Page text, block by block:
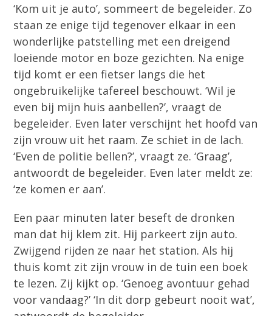
‘Kom uit je auto’, sommeert de begeleider. Zo
staan ze enige tijd tegenover elkaar in een
wonderlijke patstelling met een dreigend
loeiende motor en boze gezichten. Na enige
tijd komt er een fietser langs die het
ongebruikelijke tafereel beschouwt. ‘Wil je
even bij mijn huis aanbellen?’, vraagt de
begeleider. Even later verschijnt het hoofd van
zijn vrouw uit het raam. Ze schiet in de lach.
‘Even de politie bellen?’, vraagt ze. ‘Graag’,
antwoordt de begeleider. Even later meldt ze:
‘ze komen er aan’.
Een paar minuten later beseft de dronken
man dat hij klem zit. Hij parkeert zijn auto.
Zwijgend rijden ze naar het station. Als hij
thuis komt zit zijn vrouw in de tuin een boek
te lezen. Zij kijkt op. ‘Genoeg avontuur gehad
voor vandaag?’ ‘In dit dorp gebeurt nooit wat’,